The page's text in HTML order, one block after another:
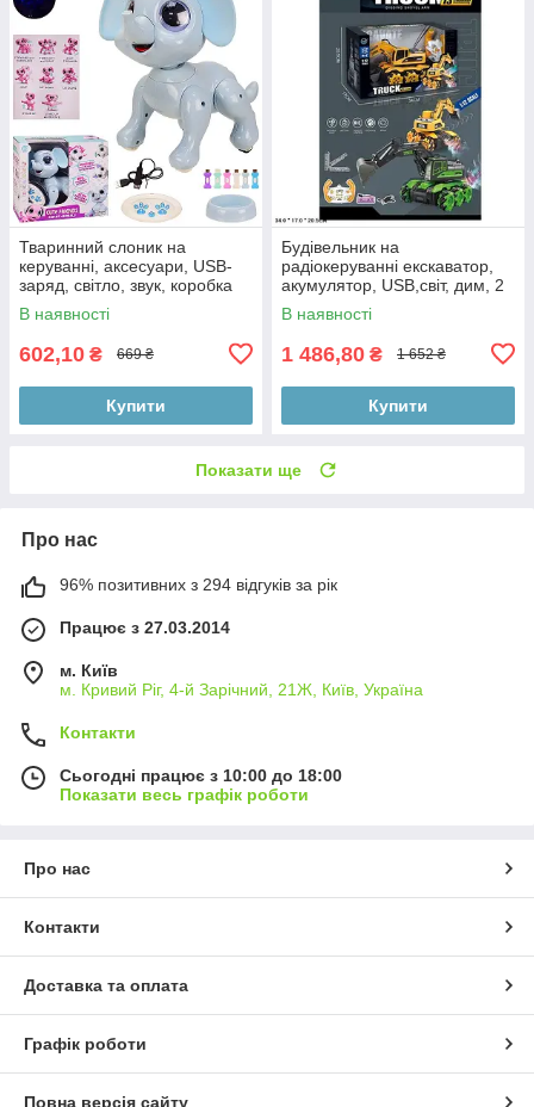
Тваринний слоник на
керуванні, аксесуари, USB-
заряд, світло, звук, коробка
28*13*25 см
В наявності
602,10 ₴ 669 ₴
Купити
Будівельник на
радіокеруванні екскаватор,
акумулятор, USB,світ, дим, 2
кольори, коробка 34*17*20,5
см
В наявності
1 486,80 ₴ 1 652 ₴
Купити
Показати ще
Про нас
96% позитивних з 294 відгуків за рік
Працює з 27.03.2014
м. Київ
м. Кривий Ріг, 4-й Зарічний, 21Ж, Київ, Україна
Контакти
Сьогодні працює з 10:00 до 18:00
Показати весь графік роботи
Про нас
Контакти
Доставка та оплата
Графік роботи
Повна версія сайту